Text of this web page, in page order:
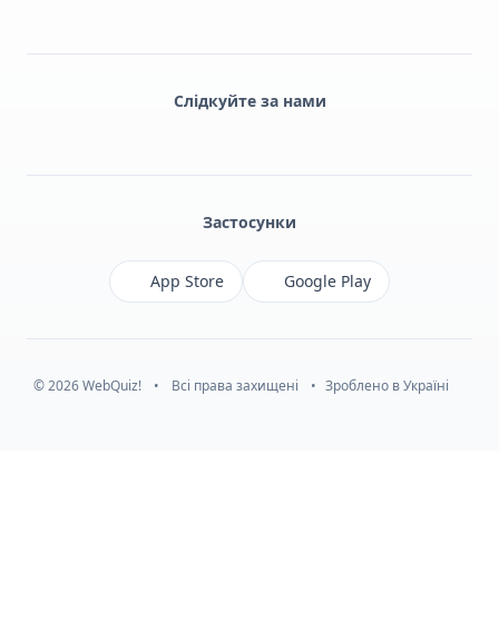
Слідкуйте за нами
Застосунки
App Store Google Play
© 2026 WebQuiz! • Всі права захищені • Зроблено в Україні